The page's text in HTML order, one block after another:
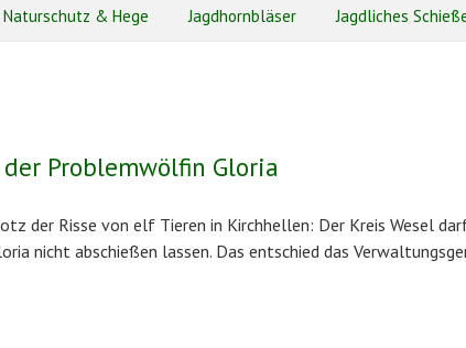
Naturschutz & Hege Jagdhornbläser Jagdliches
Problemwölfin Gloria
der Risse von elf Tieren in Kirchhellen: Der Kreis Wesel
nicht abschießen lassen. Das entschied das